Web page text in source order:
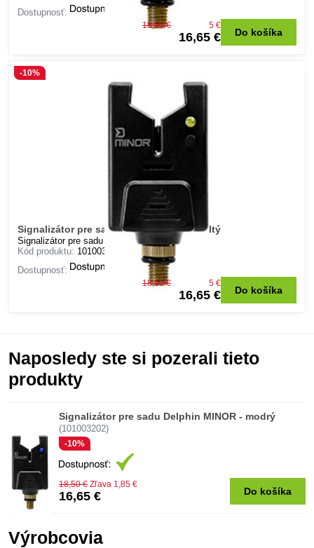
Dostupnosť:
16,65 €
18,50 € Zľava 1,85 €
Do košíka
Signalizátor pre sadu Delphin MINOR - žltý
-10%
Signalizátor pre sadu Delphin MINOR - žltý
Kód produktu: 101003205
Dostupnosť:
16,65 €
18,50 € Zľava 1,85 €
Do košíka
Naposledy ste si pozerali tieto
produkty
Signalizátor pre sadu Delphin MINOR - modrý
(101003202)
-10%
16,65 €
18,50 € Zľava 1,85 €
Do košíka
Výrobcovia